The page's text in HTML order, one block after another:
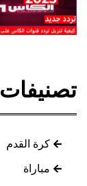
تصنيفات
كرة القدم
مباراة